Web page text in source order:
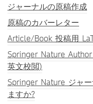
ジャーナルの原稿作成
原稿のカバーレター
Article/Book 投稿用
Springer Nature
英文校閲)
Springer Nature ジャ
ますか?